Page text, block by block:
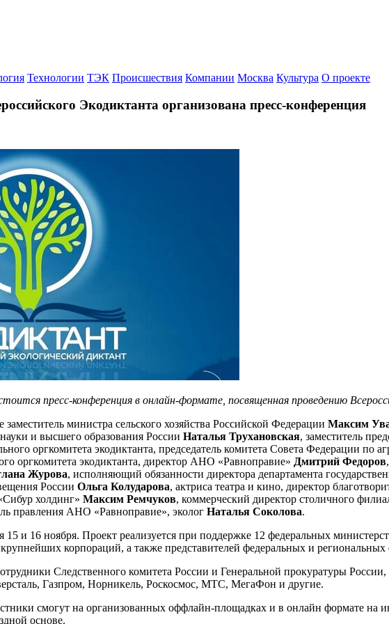
Технологии ТЭК Происшествия Компании Москва Культура О проекте
Экодиктанта организована пресс-конференция
пресс-конференция в онлайн-формате, посвященная проведению
министра сельского хозяйства Российской Федерации Максим
и высшего образования России Наталья Трухановская, заместитель
оргкомитета экодиктанта, председатель комитета Совета Федерации
оргкомитета экодиктанта, директор АНО «Равноправие» Дмитрий Федоров
Журова, исполняющий обязанности директора департамента
России Ольга Колударова, актриса театра и кино, директор
холдинг» Максим Ремчуков, коммерческий директор столичного
правления АНО «Равноправие», эколог Наталья Соколова.
15 и 16 ноября. Проект реализуется при поддержке 12 федеральных
корпораций, а также представителей федеральных и региональных
Следственного комитета России и Генеральной прокуратуры
Газпром, Норникель, Роскосмос, МТС, МегаФон и другие.
смогут на организованных оффлайн-площадках и в онлайн формате на
основе.